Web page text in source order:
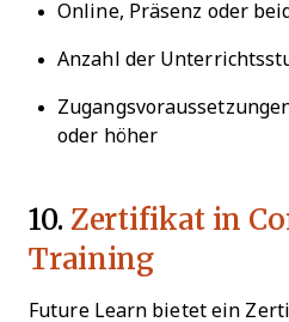
Online, Präsenz oder
Anzahl der
oder höher
10. Zertifikat in
Training
Future Learn bietet ein